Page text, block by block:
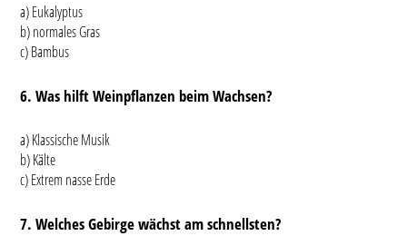
a) Eukalyptus
b) normales Gras
c) Bambus
6. Was hilft Weinpflanzen beim Wachsen?
a) Klassische Musik
b) Kälte
c) Extrem nasse Erde
7. Welches Gebirge wächst am schnellsten?